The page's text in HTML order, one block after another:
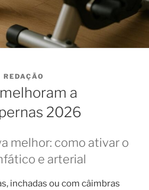
REDAÇÃO
a
2026
melhor: como ativar o
e arterial
inchadas ou com câimbras